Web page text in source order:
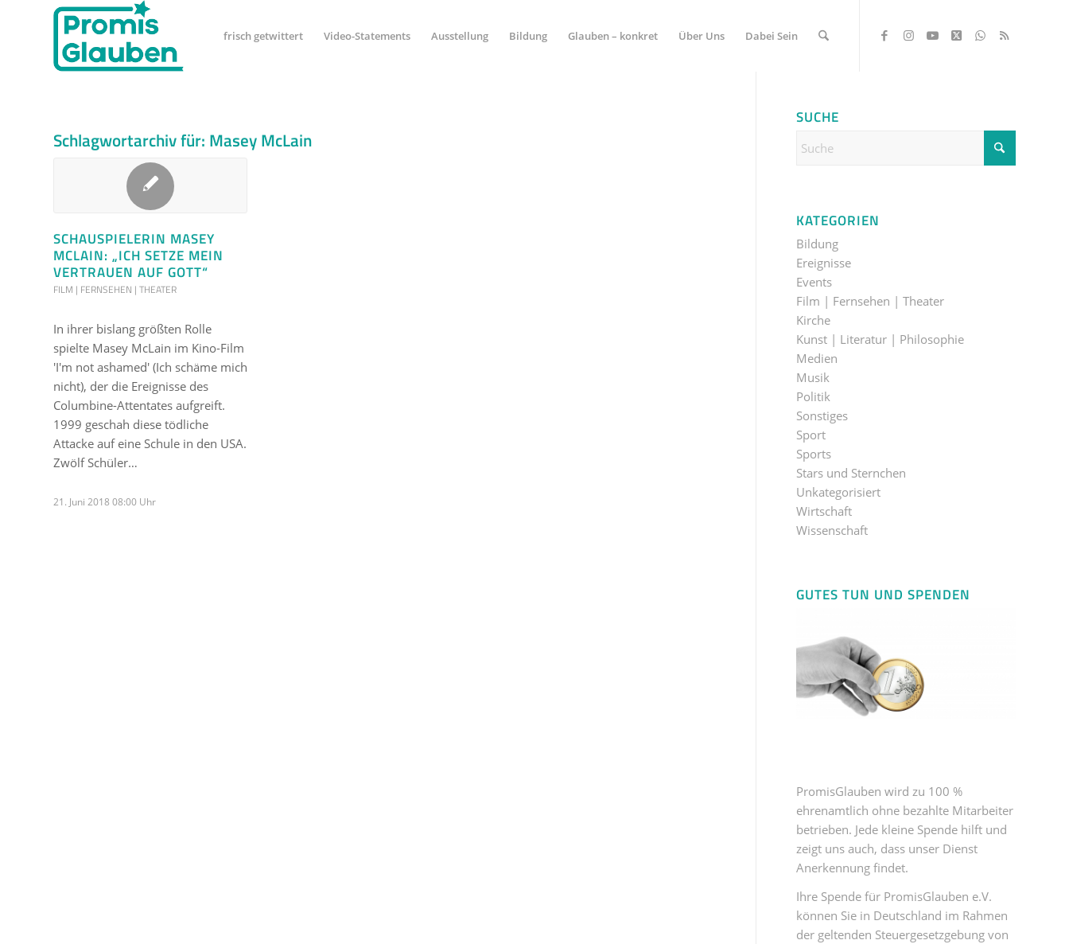
frisch getwittert Video-Statements Ausstellung Bildung Glauben – konkret Über Uns Dabei Sein
Schlagwortarchiv für: Masey McLain
SCHAUSPIELERIN MASEY
MCLAIN: „ICH SETZE MEIN
VERTRAUEN AUF GOTT“
FILM | FERNSEHEN | THEATER
In ihrer bislang größten Rolle
spielte Masey McLain im Kino-Film
'I'm not ashamed' (Ich schäme mich
nicht), der die Ereignisse des
Columbine-Attentates aufgreift.
1999 geschah diese tödliche
Attacke auf eine Schule in den USA.
Zwölf Schüler…
21. Juni 2018 08:00 Uhr
SUCHE
KATEGORIEN
Bildung
Ereignisse
Events
Film | Fernsehen | Theater
Kirche
Kunst | Literatur | Philosophie
Medien
Musik
Politik
Sonstiges
Sport
Sports
Stars und Sternchen
Unkategorisiert
Wirtschaft
Wissenschaft
GUTES TUN UND SPENDEN
PromisGlauben wird zu 100 %
ehrenamtlich ohne bezahlte Mitarbeiter
betrieben. Jede kleine Spende hilft und
zeigt uns auch, dass unser Dienst
Anerkennung findet.
Ihre Spende für PromisGlauben e.V.
können Sie in Deutschland im Rahmen
der geltenden Steuergesetzgebung von